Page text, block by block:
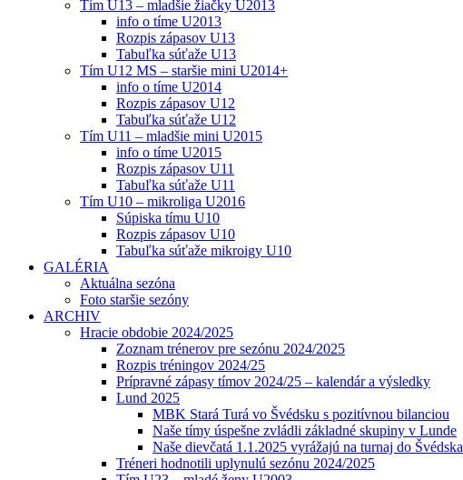
Tím U13 – mladšie žiačky U2013
info o tíme U2013
Rozpis zápasov U13
Tabuľka súťaže U13
Tím U12 MS – staršie mini U2014+
info o tíme U2014
Rozpis zápasov U12
Tabuľka súťaže U12
Tím U11 – mladšie mini U2015
info o tíme U2015
Rozpis zápasov U11
Tabuľka súťaže U11
Tím U10 – mikroliga U2016
Súpiska tímu U10
Rozpis zápasov U10
Tabuľka súťaže mikroigy U10
GALÉRIA
Aktuálna sezóna
Foto staršie sezóny
ARCHIV
Hracie obdobie 2024/2025
Zoznam trénerov pre sezónu 2024/2025
Rozpis tréningov 2024/25
Prípravné zápasy tímov 2024/25 – kalendár a výsledky
Lund 2025
MBK Stará Turá vo Švédsku s pozitívnou bilanciou
Naše tímy úspešne zvládli základné skupiny v Lunde
Naše dievčatá 1.1.2025 vyrážajú na turnaj do Švédska
Tréneri hodnotili uplynulú sezónu 2024/2025